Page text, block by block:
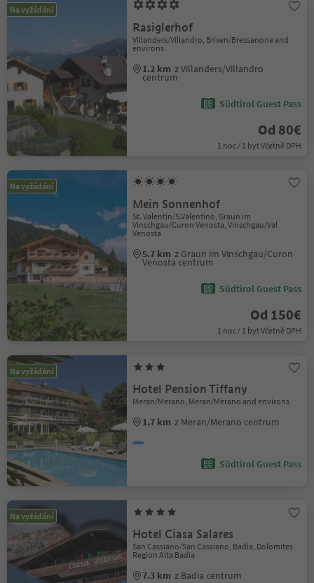
Na vyžádání
Rasiglerhof
Villanders/Villandro, Brixen/Bressanone and
environs
1.2 km z Villanders/Villandro
centrum
Südtirol Guest Pass
Od 80€
1 noc / 1 byt Včetně DPH
Na vyžádání
Mein Sonnenhof
St. Valentin/S.Valentino, Graun im
Vinschgau/Curon Venosta, Vinschgau/Val
Venosta
5.7 km z Graun im Vinschgau/Curon
Venosta centrum
Südtirol Guest Pass
Od 150€
1 noc / 1 byt Včetně DPH
Na vyžádání
Hotel Pension Tiffany
Meran/Merano, Meran/Merano and environs
1.7 km z Meran/Merano centrum
Südtirol Guest Pass
Na vyžádání
Hotel Ciasa Salares
San Cassiano/San Cassiano, Badia, Dolomites
Region Alta Badia
7.3 km z Badia centrum